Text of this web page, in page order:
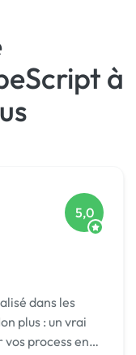
à
5,0
dans les
plus : un vrai
process en